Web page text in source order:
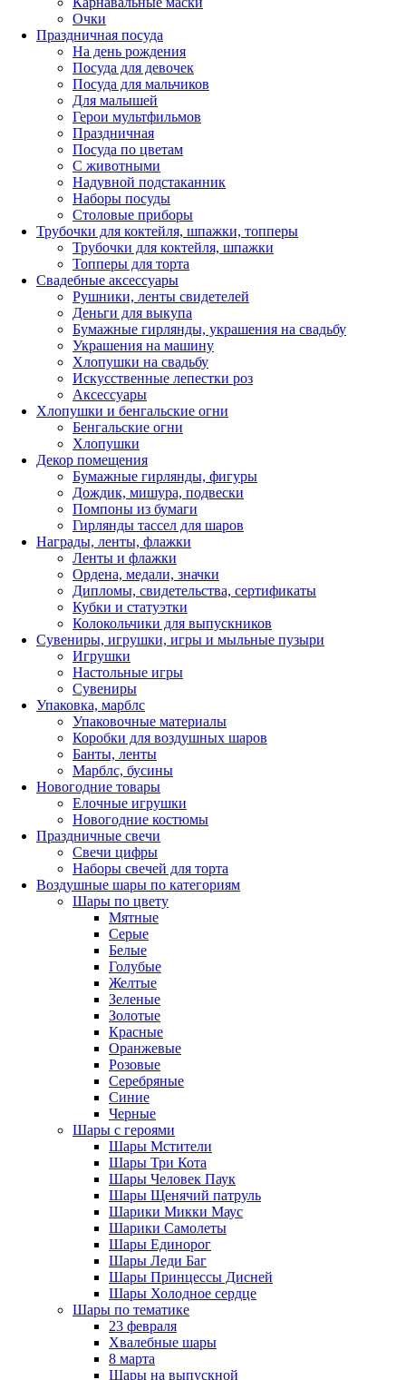
Очки
Праздничная посуда
На день рождения
Посуда для девочек
Посуда для мальчиков
Для малышей
Герои мультфильмов
Праздничная
Посуда по цветам
С животными
Надувной подстаканник
Наборы посуды
Столовые приборы
Трубочки для коктейля, шпажки, топперы
Трубочки для коктейля, шпажки
Топперы для торта
Свадебные аксессуары
Рушники, ленты свидетелей
Деньги для выкупа
Бумажные гирлянды, украшения на свадьбу
Украшения на машину
Хлопушки на свадьбу
Искусственные лепестки роз
Аксессуары
Хлопушки и бенгальские огни
Бенгальские огни
Хлопушки
Декор помещения
Бумажные гирлянды, фигуры
Дождик, мишура, подвески
Помпоны из бумаги
Гирлянды тассел для шаров
Награды, ленты, флажки
Ленты и флажки
Ордена, медали, значки
Дипломы, свидетельства, сертификаты
Кубки и статуэтки
Колокольчики для выпускников
Сувениры, игрушки, игры и мыльные пузыри
Игрушки
Настольные игры
Сувениры
Упаковка, марблс
Упаковочные материалы
Коробки для воздушных шаров
Банты, ленты
Марблс, бусины
Новогодние товары
Елочные игрушки
Новогодние костюмы
Праздничные свечи
Свечи цифры
Наборы свечей для торта
Воздушные шары по категориям
Шары по цвету
Мятные
Серые
Белые
Голубые
Желтые
Зеленые
Золотые
Красные
Оранжевые
Розовые
Серебряные
Синие
Черные
Шары с героями
Шары Мстители
Шары Три Кота
Шары Человек Паук
Шары Щенячий патруль
Шарики Микки Маус
Шарики Самолеты
Шары Единорог
Шары Леди Баг
Шары Принцессы Дисней
Шары Холодное сердце
Шары по тематике
23 февраля
Хвалебные шары
8 марта
Шары на выпускной